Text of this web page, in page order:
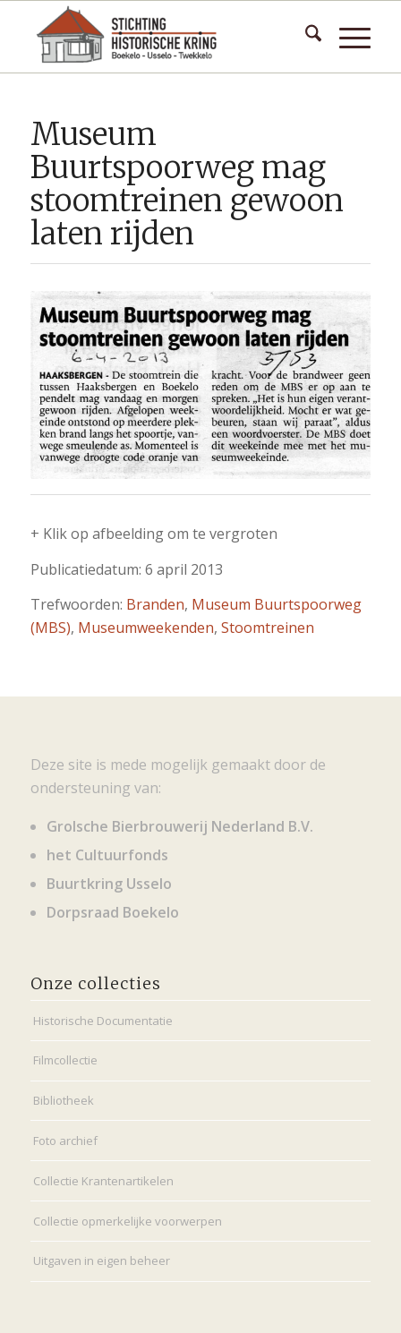
Museum
Buurtspoorweg mag
stoomtreinen gewoon
laten rijden
+ Klik op afbeelding om te vergroten
Publicatiedatum: 6 april 2013
Trefwoorden: Branden, Museum Buurtspoorweg
(MBS), Museumweekenden, Stoomtreinen
Deze site is mede mogelijk gemaakt door de
ondersteuning van:
Grolsche Bierbrouwerij Nederland B.V.
het Cultuurfonds
Buurtkring Usselo
Dorpsraad Boekelo
Onze collecties
Historische Documentatie
Filmcollectie
Bibliotheek
Foto archief
Collectie Krantenartikelen
Collectie opmerkelijke voorwerpen
Uitgaven in eigen beheer